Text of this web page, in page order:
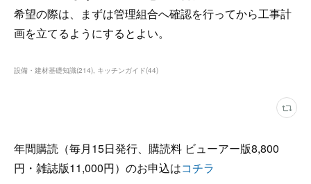
希望の際は、まずは管理組合へ確認を行ってから工事計
画を立てるようにするとよい。
設備・建材基礎知識(214) キッチンガイド(44)
年間購読（毎月15日発行、購読料 ビューアー版8,800
円・雑誌版11,000円）のお申込はコチラ